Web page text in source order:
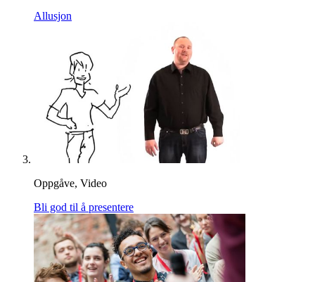
Allusjon
Oppgåve, Video
Bli god til å presentere